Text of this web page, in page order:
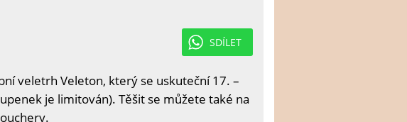
SDÍLET
veletrh Veleton, který se uskuteční 17. –
je limitován). Těšit se můžete také na